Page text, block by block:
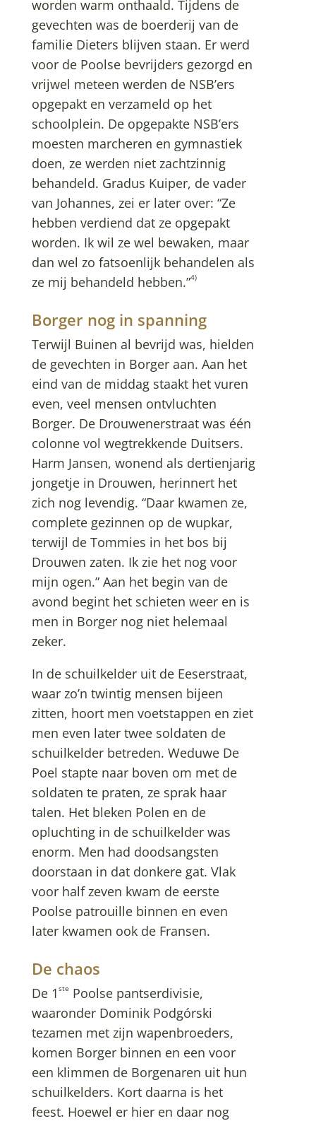
worden warm onthaald. Tijdens de
gevechten was de boerderij van de
familie Dieters blijven staan. Er werd
voor de Poolse bevrijders gezorgd en
vrijwel meteen werden de NSB’ers
opgepakt en verzameld op het
schoolplein. De opgepakte NSB’ers
moesten marcheren en gymnastiek
doen, ze werden niet zachtzinnig
behandeld. Gradus Kuiper, de vader
van Johannes, zei er later over: “Ze
hebben verdiend dat ze opgepakt
worden. Ik wil ze wel bewaken, maar
dan wel zo fatsoenlijk behandelen als
ze mij behandeld hebben.”4)
Borger nog in spanning
Terwijl Buinen al bevrijd was, hielden
de gevechten in Borger aan. Aan het
eind van de middag staakt het vuren
even, veel mensen ontvluchten
Borger. De Drouwenerstraat was één
colonne vol wegtrekkende Duitsers.
Harm Jansen, wonend als dertienjarig
jongetje in Drouwen, herinnert het
zich nog levendig. “Daar kwamen ze,
complete gezinnen op de wupkar,
terwijl de Tommies in het bos bij
Drouwen zaten. Ik zie het nog voor
mijn ogen.” Aan het begin van de
avond begint het schieten weer en is
men in Borger nog niet helemaal
zeker.
In de schuilkelder uit de Eeserstraat,
waar zo’n twintig mensen bijeen
zitten, hoort men voetstappen en ziet
men even later twee soldaten de
schuilkelder betreden. Weduwe De
Poel stapte naar boven om met de
soldaten te praten, ze sprak haar
talen. Het bleken Polen en de
opluchting in de schuilkelder was
enorm. Men had doodsangsten
doorstaan in dat donkere gat. Vlak
voor half zeven kwam de eerste
Poolse patrouille binnen en even
later kwamen ook de Fransen.
De chaos
De 1 ste Poolse pantserdivisie,
waaronder Dominik Podgórski
tezamen met zijn wapenbroeders,
komen Borger binnen en een voor
een klimmen de Borgenaren uit hun
schuilkelders. Kort daarna is het
feest. Hoewel er hier en daar nog